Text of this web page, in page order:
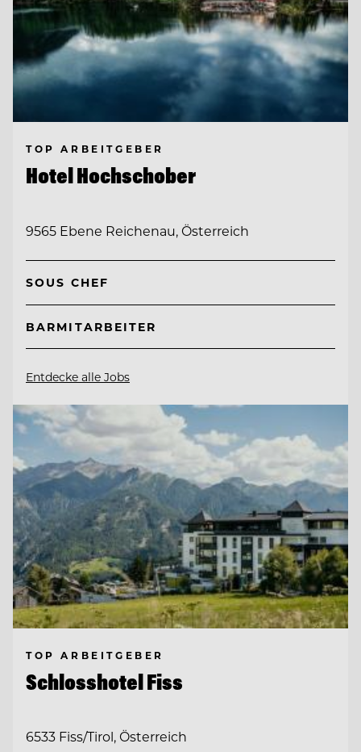
TOP ARBEITGEBER
Hotel Hochschober
9565 Ebene Reichenau, Österreich
SOUS CHEF
BARMITARBEITER
Entdecke alle Jobs
TOP ARBEITGEBER
Schlosshotel Fiss
6533 Fiss/Tirol, Österreich